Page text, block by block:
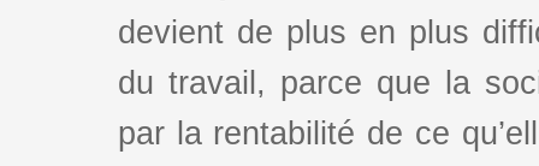
devient de plus en plus
du travail, parce que la
par la rentabilité de ce